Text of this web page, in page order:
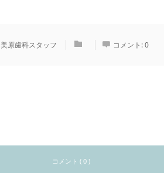
美原歯科スタッフ コメント:0
コメント ( 0 )